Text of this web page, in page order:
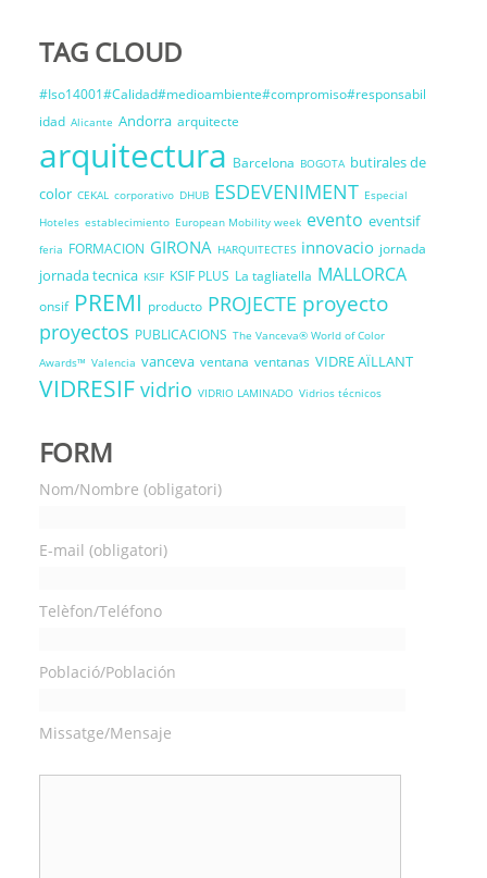
TAG CLOUD
#Iso14001#Calidad#medioambiente#compromiso#responsabil
idad Alicante Andorra arquitecte
arquitectura Barcelona BOGOTA butirales de
color CEKAL corporativo DHUB ESDEVENIMENT Especial
Hoteles establecimiento European Mobility week evento eventsif
feria FORMACION GIRONA HARQUITECTES innovacio jornada
jornada tecnica KSIF KSIF PLUS La tagliatella MALLORCA
onsif PREMI producto PROJECTE proyecto
proyectos PUBLICACIONS The Vanceva® World of Color
Awards™ Valencia vanceva ventana ventanas VIDRE AÏLLANT
VIDRESIF vidrio VIDRIO LAMINADO Vidrios técnicos
FORM
Nom/Nombre (obligatori)
E-mail (obligatori)
Telèfon/Teléfono
Població/Población
Missatge/Mensaje